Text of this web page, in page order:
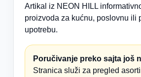
Artikal iz NEON HILL
proizvoda za kućnu, poslovnu ili
upotrebu.
Poručivanje preko sajta još
Stranica služi za pregled